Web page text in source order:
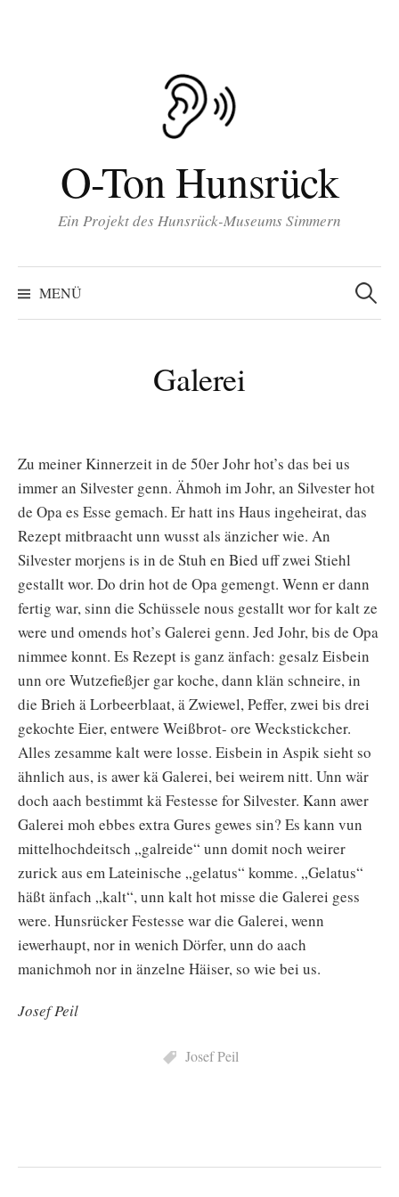
O-Ton Hunsrück
Ein Projekt des Hunsrück-Museums Simmern
MENÜ
Suchen
nach:
Galerei
Zu meiner Kinnerzeit in de 50er Johr hot’s das bei us
immer an Silvester genn. Ähmoh im Johr, an Silvester hot
de Opa es Esse gemach. Er hatt ins Haus ingeheirat, das
Rezept mitbraacht unn wusst als änzicher wie. An
Silvester morjens is in de Stuh en Bied uff zwei Stiehl
gestallt wor. Do drin hot de Opa gemengt. Wenn er dann
fertig war, sinn die Schüssele nous gestallt wor for kalt ze
were und omends hot’s Galerei genn. Jed Johr, bis de Opa
nimmee konnt. Es Rezept is ganz änfach: gesalz Eisbein
unn ore Wutzefießjer gar koche, dann klän schneire, in
die Brieh ä Lorbeerblaat, ä Zwiewel, Peffer, zwei bis drei
gekochte Eier, entwere Weißbrot- ore Weckstickcher.
Alles zesamme kalt were losse. Eisbein in Aspik sieht so
ähnlich aus, is awer kä Galerei, bei weirem nitt. Unn wär
doch aach bestimmt kä Festesse for Silvester. Kann awer
Galerei moh ebbes extra Gures gewes sin? Es kann vun
mittelhochdeitsch „galreide“ unn domit noch weirer
zurick aus em Lateinische „gelatus“ komme. „Gelatus“
häßt änfach „kalt“, unn kalt hot misse die Galerei gess
were. Hunsrücker Festesse war die Galerei, wenn
iewerhaupt, nor in wenich Dörfer, unn do aach
manichmoh nor in änzelne Häiser, so wie bei us.
Josef Peil
Josef Peil